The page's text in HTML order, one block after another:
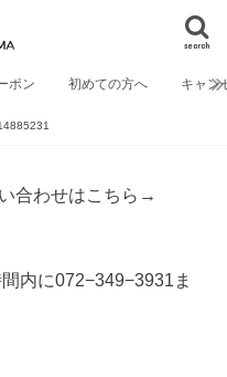
search
ポン 初めての方へ キャン
合わせはこちら→
内に072−349−3931ま